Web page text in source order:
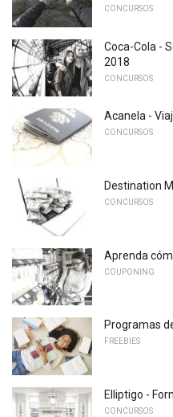
CONCURSOS
Coca-Cola -
2018
CONCURSOS
Acanela -
CONCURSOS
Destination
CONCURSOS
Aprenda
COUPONING
Programas
FREEBIES
Elliptigo -
CONCURSOS